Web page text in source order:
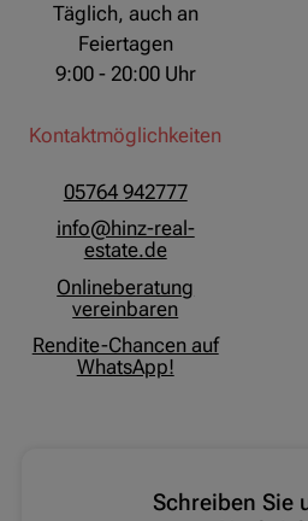
Täglich, auch an
Feiertagen
9:00 - 20:00 Uhr
Kontaktmöglichkeiten
05764 942777
info@hinz-real-
estate.de
Onlineberatung
vereinbaren
Rendite-Chancen auf
WhatsApp!
Schreiben Sie